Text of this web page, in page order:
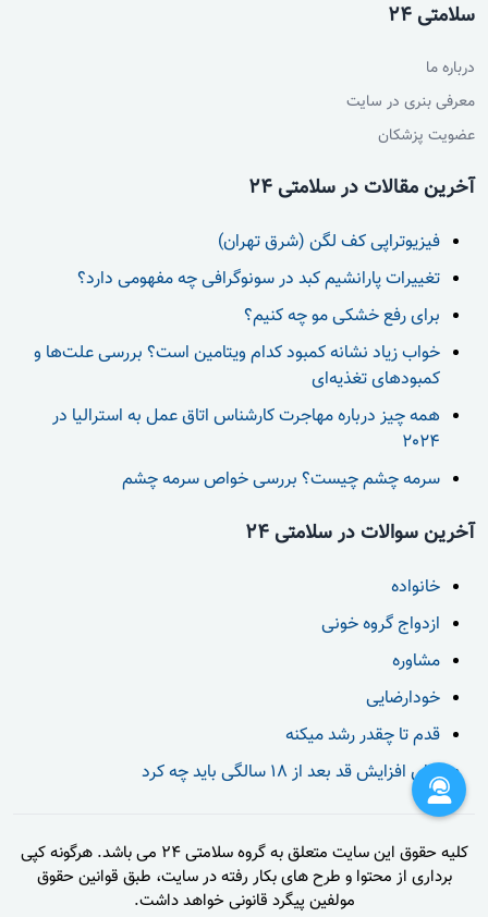
سلامتی 24
درباره ما
معرفی بنری در سایت
عضویت پزشکان
آخرین مقالات در سلامتی 24
فیزیوتراپی کف لگن (شرق تهران)
تغییرات پارانشیم کبد در سونوگرافی چه مفهومی دارد؟
برای رفع خشکی مو چه کنیم؟
خواب زیاد نشانه کمبود کدام ویتامین است؟ بررسی علت‌ها و
کمبودهای تغذیه‌ای
همه چیز درباره مهاجرت کارشناس اتاق عمل به استرالیا در
2024
سرمه چشم چیست؟ بررسی خواص سرمه چشم
آخرین سوالات در سلامتی 24
خانواده
ازدواج گروه خونی
مشاوره
خودارضایی
قدم تا چقدر رشد میکنه
برای افزایش قد بعد از 18 سالگی باید چه کرد
کلیه حقوق این سایت متعلق به گروه سلامتی 24 می باشد. هرگونه کپی
برداری از محتوا و طرح های بکار رفته در سایت، طبق قوانین حقوق
مولفین پیگرد قانونی خواهد داشت.